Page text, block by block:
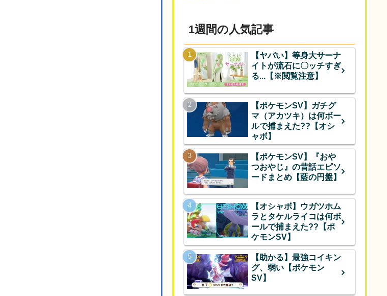
1週間の人気記事
【ヤバい】等身大サーナ
イトが流石に〇ッチすぎ
る...【※閲覧注意】
【ポケモンSV】ガチグ
マ（アカツキ）は何ボー
ルで捕まえた??【オシ
ャボ】
【ポケモンSV】『おや
つおやじ』の昔話エピソ
ードまとめ【藍の円盤】
【オシャボ】ウガツホム
ラとタケルライコは何ボ
ールで捕まえた??【ポ
ケモンSV】
【助かる】最強コイキン
グ、弱い【ポケモン
SV】